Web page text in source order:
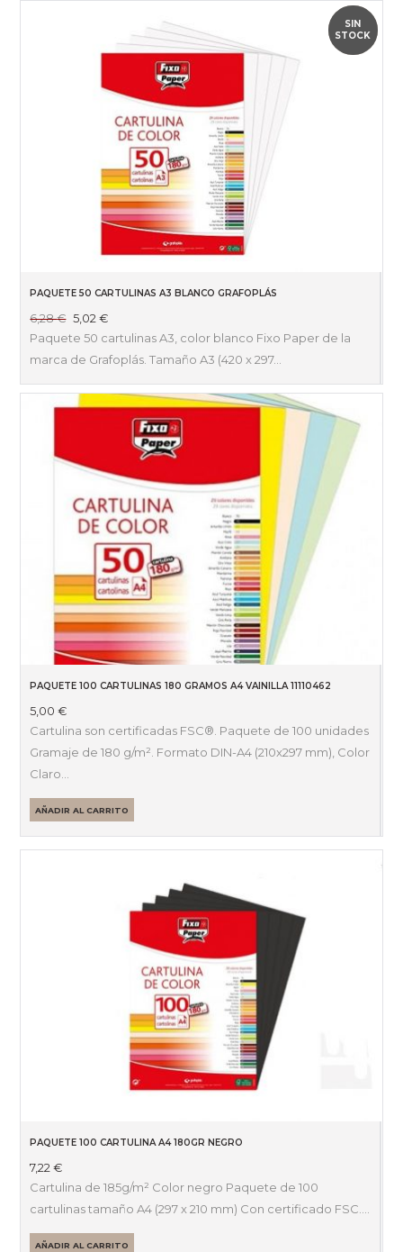
OUTLET
PAQUETE 50 CARTULINAS A3 BLANCO GRAFOPLÁS
6,28€ El
precio
era:
6,28 €.
5,02€El
precio
es:
5,02 €.
Paquete 50 cartulinas A3, color blanco Fixo Paper de la
marca de Grafoplás. Tamaño A3 (420 x 297…
SIN
STOCK
PAQUETE 100 CARTULINAS 180 GRAMOS A4 VAINILLA 11110462
5,00€
Cartulina son certificadas FSC®. Paquete de 100 unidades
Gramaje de 180 g/m². Formato DIN-A4 (210x297 mm), Color
Claro…
AÑADIR AL CARRITO
PAQUETE 100 CARTULINA A4 180GR NEGRO
7,22€
Cartulina de 185g/m² Color negro Paquete de 100
cartulinas tamaño A4 (297 x 210 mm) Con certificado FSC.…
AÑADIR AL CARRITO